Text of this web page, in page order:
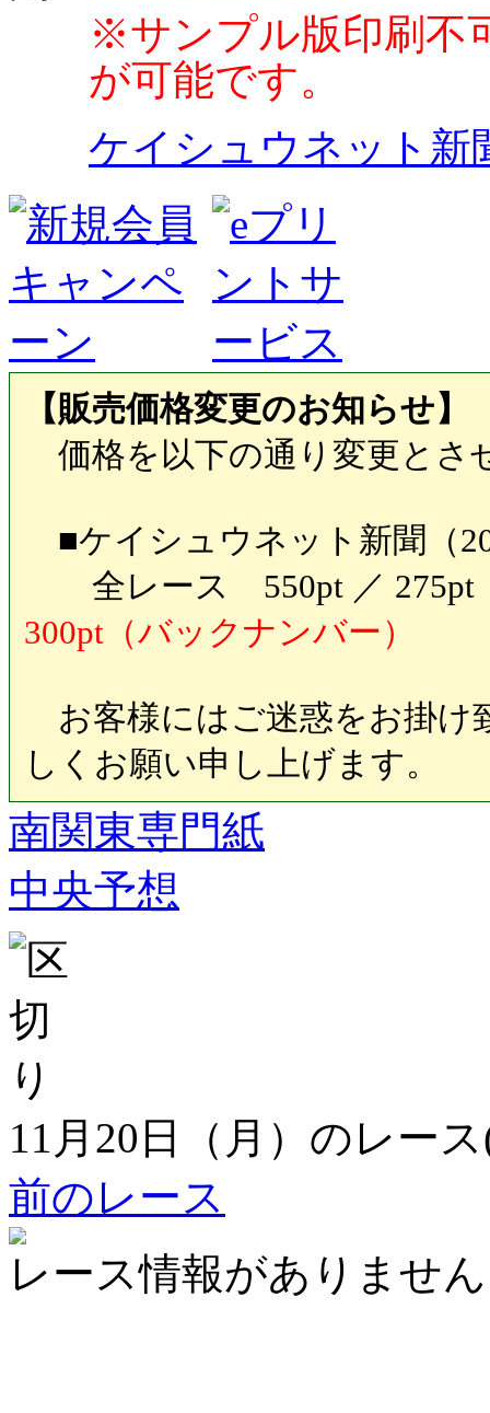
※サンプル版印刷不
が可能です。
ケイシュウネット新
【販売価格変更のお知らせ】
価格を以下の通り変更とさ
■ケイシュウネット新聞（
全レース 550pt ／ 275pt
300pt（バックナンバー）
お客様にはご迷惑をお掛け
しくお願い申し上げます。
南関東専門紙
中央予想
11月20日（月）のレー
前のレース
レース情報がありませ